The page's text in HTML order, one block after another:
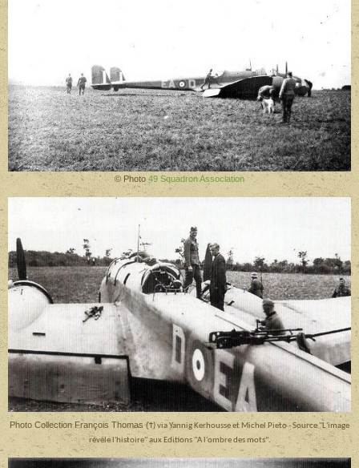
© Photo 49 Squadron Association
Photo Collection François Thomas (Ϯ) via Yannig Kerhousse et Michel Pieto - Source "L'image
révèle l'histoire" aux Editions "A l'ombre des mots".